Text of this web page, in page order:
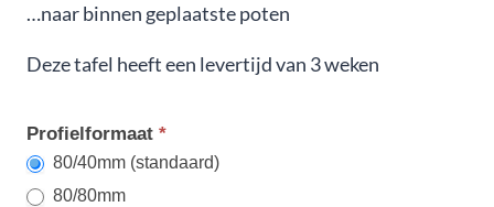
…naar binnen geplaatste poten
Deze tafel heeft een levertijd van 3 weken
Profielformaat *
80/40mm (standaard)
80/80mm